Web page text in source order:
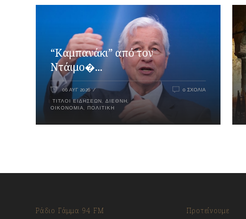
“Καμπανάκι” από τον
Ντάιμο�...
06 ΑΥΓ 2026
ΤΊΤΛΟΙ ΕΙΔΉΣΕΩΝ ΔΙΕΘΝΉ
ΟΙΚΟΝΟΜΊΑ
ΠΟΛΙΤΙΚΉ
0 ΣΧΌΛΙΑ
Ράδιο Γάμμα 94 FM Προτείνουμε